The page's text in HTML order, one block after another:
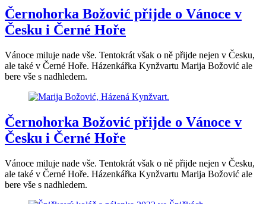
Černohorka Božović přijde o Vánoce v
Česku i Černé Hoře
Vánoce miluje nade vše. Tentokrát však o ně přijde nejen v Česku,
ale také v Černé Hoře. Házenkářka Kynžvartu Marija Božović ale
bere vše s nadhledem.
Černohorka Božović přijde o Vánoce v
Česku i Černé Hoře
Vánoce miluje nade vše. Tentokrát však o ně přijde nejen v Česku,
ale také v Černé Hoře. Házenkářka Kynžvartu Marija Božović ale
bere vše s nadhledem.